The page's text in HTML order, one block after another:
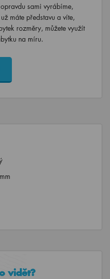
sami vyrábíme,
máte představu a víte,
rozměry, můžete využít
na míru.
vidět?